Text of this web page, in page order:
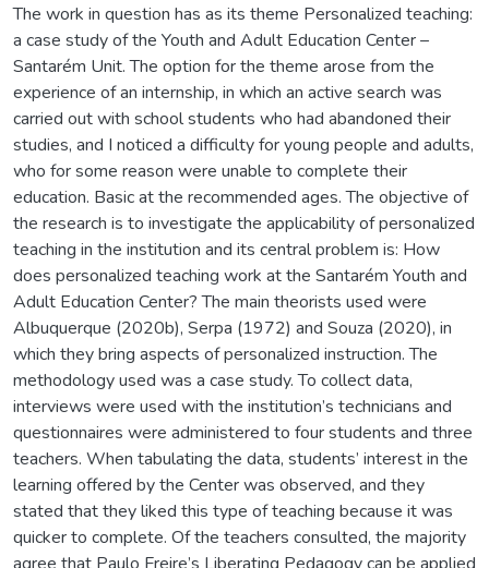
The work in question has as its theme Personalized teaching:
a case study of the Youth and Adult Education Center –
Santarém Unit. The option for the theme arose from the
experience of an internship, in which an active search was
carried out with school students who had abandoned their
studies, and I noticed a difficulty for young people and adults,
who for some reason were unable to complete their
education. Basic at the recommended ages. The objective of
the research is to investigate the applicability of personalized
teaching in the institution and its central problem is: How
does personalized teaching work at the Santarém Youth and
Adult Education Center? The main theorists used were
Albuquerque (2020b), Serpa (1972) and Souza (2020), in
which they bring aspects of personalized instruction. The
methodology used was a case study. To collect data,
interviews were used with the institution’s technicians and
questionnaires were administered to four students and three
teachers. When tabulating the data, students’ interest in the
learning offered by the Center was observed, and they
stated that they liked this type of teaching because it was
quicker to complete. Of the teachers consulted, the majority